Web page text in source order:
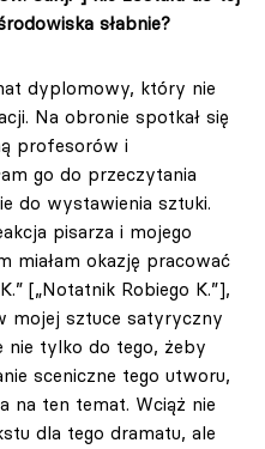
słabnie?
dyplomowy, który nie
Na obronie spotkał się
profesorów i
go do przeczytania
do wystawienia sztuki.
pisarza i mojego
miałam okazję pracować
[„Notatnik Robiego K.”],
mojej sztuce satyryczny
nie tylko do tego, żeby
sceniczne tego utworu,
na ten temat. Wciąż nie
dla tego dramatu, ale